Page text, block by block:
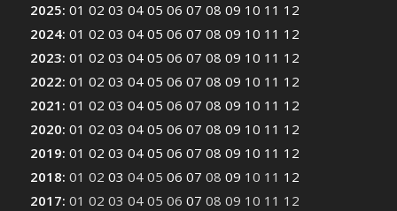
2025: 01 02 03 04 05 06 07 08 09 10 11 12
2024: 01 02 03 04 05 06 07 08 09 10 11 12
2023: 01 02 03 04 05 06 07 08 09 10 11 12
2022: 01 02 03 04 05 06 07 08 09 10 11 12
2021 : 01 02 03 04 05 06 07 08 09 10 11 12
2020: 01 02 03 04 05 06 07 08 09 10 11 12
2019: 01 02 03 04 05 06 07 08 09 10 11 12
2018: 01 02 03 04 05 06 07 08 09 10 11 12
2017: 01 02 03 04 05 06 07 08 09 10 11 12